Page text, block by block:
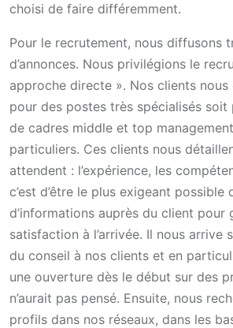
choisi de faire différemment.
Pour le recrutement, nous diffusons
d’annonces. Nous privilégions le
approche directe ». Nos clients
pour des postes très spécialisés
de cadres middle et top
particuliers. Ces clients nous
attendent : l’expérience, les
c’est d’être le plus exigeant
d’informations auprès du client pour
satisfaction à l’arrivée. Il nous arrive
du conseil à nos clients et en
une ouverture dès le début sur des
n’aurait pas pensé. Ensuite, nous
profils dans nos réseaux, dans les